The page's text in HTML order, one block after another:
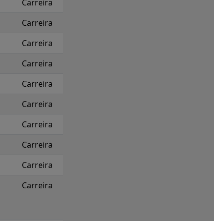
Carreira
Carreira
Carreira
Carreira
Carreira
Carreira
Carreira
Carreira
Carreira
Carreira